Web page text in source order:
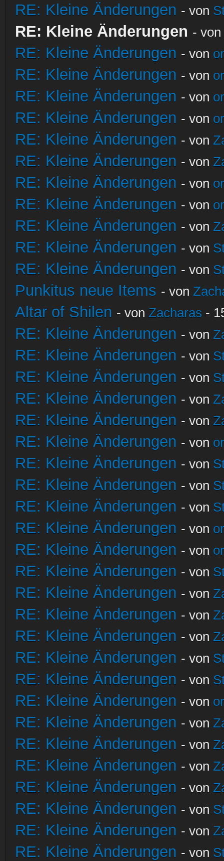
RE: Kleine Änderungen - von
RE: Kleine Änderungen - von
RE: Kleine Änderungen - von
RE: Kleine Änderungen - von
RE: Kleine Änderungen - von
RE: Kleine Änderungen - von
RE: Kleine Änderungen - von
RE: Kleine Änderungen - von
RE: Kleine Änderungen - von
RE: Kleine Änderungen - von
RE: Kleine Änderungen - von
RE: Kleine Änderungen - von
RE: Kleine Änderungen - von
Punkitus neue Items - von
Altar of Shilen - von Zacharas -
RE: Kleine Änderungen - von
RE: Kleine Änderungen - von
RE: Kleine Änderungen - von
RE: Kleine Änderungen - von
RE: Kleine Änderungen - von
RE: Kleine Änderungen - von
RE: Kleine Änderungen - von
RE: Kleine Änderungen - von
RE: Kleine Änderungen - von
RE: Kleine Änderungen - von
RE: Kleine Änderungen - von
RE: Kleine Änderungen - von
RE: Kleine Änderungen - von
RE: Kleine Änderungen - von
RE: Kleine Änderungen - von
RE: Kleine Änderungen - von
RE: Kleine Änderungen - von
RE: Kleine Änderungen - von
RE: Kleine Änderungen - von
RE: Kleine Änderungen - von
RE: Kleine Änderungen - von
RE: Kleine Änderungen - von
RE: Kleine Änderungen - von
RE: Kleine Änderungen - von
RE: Kleine Änderungen - von